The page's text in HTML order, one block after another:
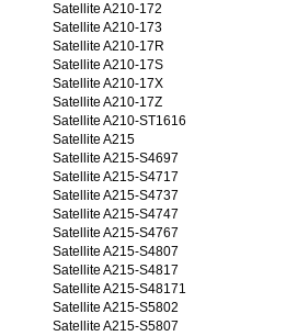
Satellite A210-172
Satellite A210-173
Satellite A210-17R
Satellite A210-17S
Satellite A210-17X
Satellite A210-17Z
Satellite A210-ST1616
Satellite A215
Satellite A215-S4697
Satellite A215-S4717
Satellite A215-S4737
Satellite A215-S4747
Satellite A215-S4767
Satellite A215-S4807
Satellite A215-S4817
Satellite A215-S48171
Satellite A215-S5802
Satellite A215-S5807